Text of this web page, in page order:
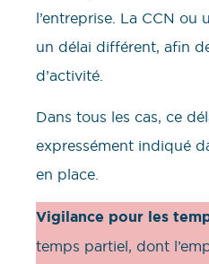
l’entreprise. La CCN
un délai différent, afin
d’activité.
Dans tous les cas, ce
expressément indiqué
en place.
Vigilance pour les
temps partiel, dont